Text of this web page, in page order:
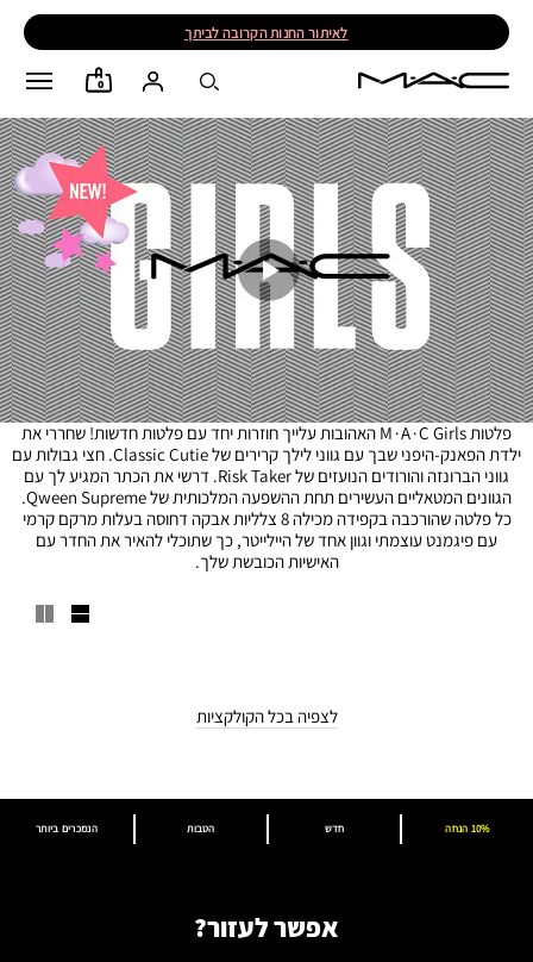
לאיתור החנות הקרובה לביתך
0
פלטות M∙A∙C Girls האהובות עלייך חוזרות יחד עם פלטות חדשות! שחררי את
ילדת הפאנק-היפני שבך עם גווני לילך קרירים של Classic Cutie. חצי גבולות עם
גווני הברונזה והורודים הנועזים של Risk Taker. דרשי את הכתר המגיע לך עם
הגוונים המטאליים העשירים תחת ההשפעה המלכותית של Qween Supreme.
כל פלטה שהורכבה בקפידה מכילה 8 צלליות אבקה דחוסה בעלות מרקם קרמי
עם פיגמנט עוצמתי וגוון אחד של היילייטר, כך שתוכלי להאיר את החדר עם
האישיות הכובשת שלך.
לצפיה בכל הקולקציות
הנמכרים ביותר הטבות חדש 10% הנחה
אפשר לעזור?